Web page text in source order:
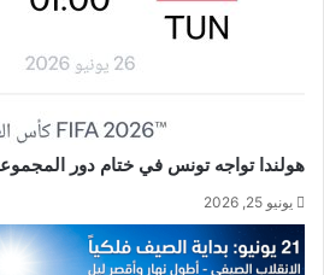
هولندا تواجه تونس في ختام دور المجموعات
يونيو 25, 2026